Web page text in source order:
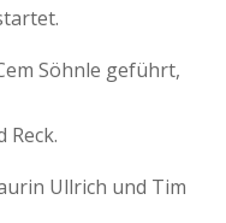
Söhnle geführt,
Ullrich und Tim